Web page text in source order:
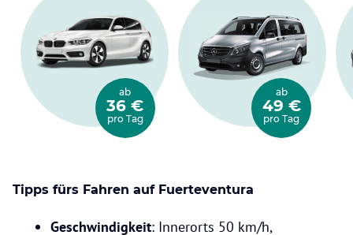
ab
36 €
pro Tag
ab
49 €
pro Tag
Tipps fürs Fahren auf Fuerteventura
Geschwindigkeit: Innerorts 50 km/h,